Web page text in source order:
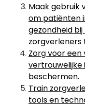
Maak gebruik
om patiënten
gezondheid
zorgverleners
Zorg voor
beschermen.
Train
tools en